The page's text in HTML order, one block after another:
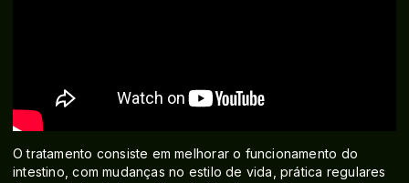
O tratamento consiste em melhorar o funcionamento do
intestino, com mudanças no estilo de vida, prática regulares